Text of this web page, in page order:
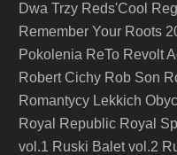
Dwa Trzy Reds'Cool
Remember Your Roots
Pokolenia ReTo Revolt
Robert Cichy Rob Son
Romantycy Lekkich
Royal Republic Royal
vol.1 Ruski Balet vol.2